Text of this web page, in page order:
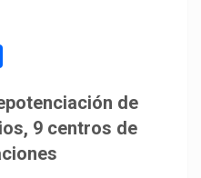
m
p
a
de
9 centros de